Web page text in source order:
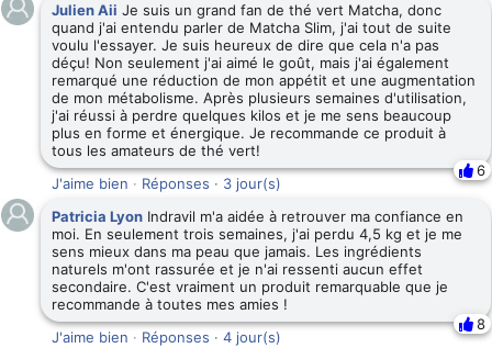
Julien Aii Je suis un grand fan de thé vert Matcha, donc
quand j'ai entendu parler de Matcha Slim, j'ai tout de suite
voulu l'essayer. Je suis heureux de dire que cela n'a pas
déçu! Non seulement j'ai aimé le goût, mais j'ai également
remarqué une réduction de mon appétit et une augmentation
de mon métabolisme. Après plusieurs semaines d'utilisation,
j'ai réussi à perdre quelques kilos et je me sens beaucoup
plus en forme et énergique. Je recommande ce produit à
tous les amateurs de thé vert!
6
J'aime bien · Réponses · 3 jour(s)
Patricia Lyon Indravil m'a aidée à retrouver ma confiance en
moi. En seulement trois semaines, j'ai perdu 4,5 kg et je me
sens mieux dans ma peau que jamais. Les ingrédients
naturels m'ont rassurée et je n'ai ressenti aucun effet
secondaire. C'est vraiment un produit remarquable que je
recommande à toutes mes amies !
8
J'aime bien · Réponses · 4 jour(s)